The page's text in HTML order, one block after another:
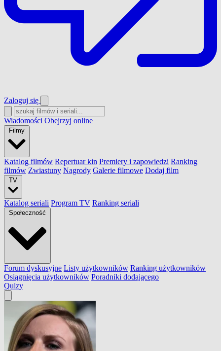
Zaloguj się
Wiadomości Obejrzyj online
Filmy
Katalog filmów Repertuar kin Premiery i zapowiedzi Ranking
filmów Zwiastuny Nagrody Galerie filmowe Dodaj film
TV
Katalog seriali Program TV Ranking seriali
Społeczność
Forum dyskusyjne Listy użytkowników Ranking użytkowników
Osiągnięcia użytkowników Poradniki dodającego
Quizy